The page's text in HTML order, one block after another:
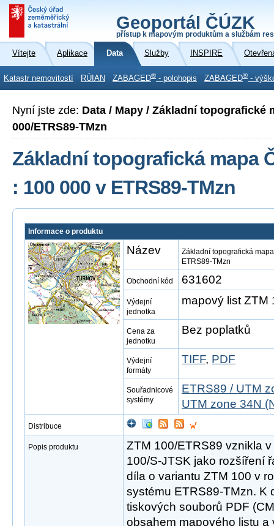
Geoportál ČÚZK
přístup k mapovým produktům a službám
Vítejte Aplikace Data Služby INSPIRE
Katastr nemovitostí RÚIAN ZABAGED® - polohopis ZABAGED® -
Nyní jste zde: Data / Mapy / Základní topografické
000/ETRS89-TMzn
Základní topografická mapa
: 100 000 v ETRS89-TMzn
Informace o produktu
Název
Základní topografická
ETRS89-TMzn
Obchodní kód 631602
Výdejní
jednotka
mapový list ZTM
Cena za
jednotku
Bez poplatků
Výdejní
formáty
TIFF, PDF
Souřadnicové
systémy
ETRS89 / UTM
UTM zone 34N
Distribuce
Popis produktu
ZTM 100/ETRS89 vznikla
100/S-JTSK jako rozšíření
díla o variantu ZTM 100 v
systému ETRS89-TMzn. K
tiskových souborů PDF
obsahem mapového listu a